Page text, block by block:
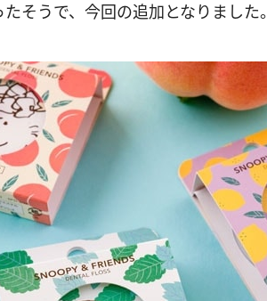
そうで、今回の追加となりました。